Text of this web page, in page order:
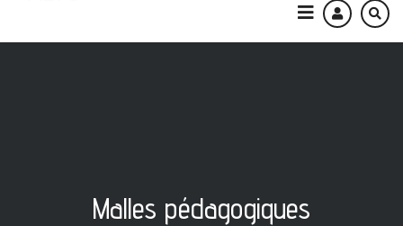
Malles pédagogiques